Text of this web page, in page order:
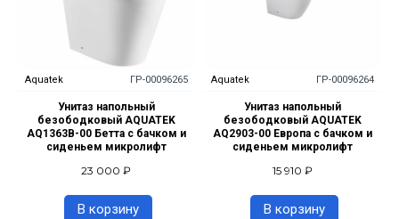
Aquatek ГР-00096265
Унитаз напольный
безободковый AQUATEK
AQ1363B-00 Бетта с бачком и
сиденьем микролифт
23 000 ₽
В корзину
Aquatek ГР-00096264
Унитаз напольный
безободковый AQUATEK
AQ2903-00 Европа с бачком и
сиденьем микролифт
15 910 ₽
В корзину